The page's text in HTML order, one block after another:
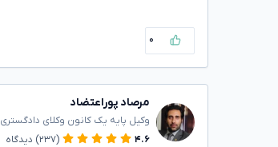
۰
مرصاد پوراعتضاد
وکیل پایه یک کانون وکلای دادگستری
۴.۶
(۲۳۷) دیدگاه